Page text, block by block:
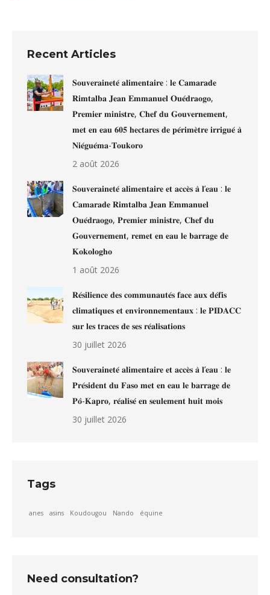
Recent Articles
𝐒𝐨𝐮𝐯𝐞𝐫𝐚𝐢𝐧𝐞𝐭𝐞́ 𝐚𝐥𝐢𝐦𝐞𝐧𝐭𝐚𝐢𝐫𝐞 : 𝐥𝐞 𝐂𝐚𝐦𝐚𝐫𝐚𝐝𝐞
𝐑𝐢𝐦𝐭𝐚𝐥𝐛𝐚 𝐉𝐞𝐚𝐧 𝐄𝐦𝐦𝐚𝐧𝐮𝐞𝐥 𝐎𝐮𝐞́𝐝𝐫𝐚𝐨𝐠𝐨,
𝐏𝐫𝐞𝐦𝐢𝐞𝐫 𝐦𝐢𝐧𝐢𝐬𝐭𝐫𝐞, 𝐂𝐡𝐞𝐟 𝐝𝐮 𝐆𝐨𝐮𝐯𝐞𝐫𝐧𝐞𝐦𝐞𝐧𝐭,
𝐦𝐞𝐭 𝐞𝐧 𝐞𝐚𝐮 𝟔𝟎𝟓 𝐡𝐞𝐜𝐭𝐚𝐫𝐞𝐬 𝐝𝐞 𝐩𝐞́𝐫𝐢𝐦𝐞̀𝐭𝐫𝐞 𝐢𝐫𝐫𝐢𝐠𝐮𝐞́ 𝐚̀
𝐍𝐢𝐞́𝐠𝐮𝐞́𝐦𝐚-𝐓𝐨𝐮𝐤𝐨𝐫𝐨
2 août 2026
𝐒𝐨𝐮𝐯𝐞𝐫𝐚𝐢𝐧𝐞𝐭𝐞́ 𝐚𝐥𝐢𝐦𝐞𝐧𝐭𝐚𝐢𝐫𝐞 𝐞𝐭 𝐚𝐜𝐜𝐞̀𝐬 𝐚̀ 𝐥’𝐞𝐚𝐮 : 𝐥𝐞
𝐂𝐚𝐦𝐚𝐫𝐚𝐝𝐞 𝐑𝐢𝐦𝐭𝐚𝐥𝐛𝐚 𝐉𝐞𝐚𝐧 𝐄𝐦𝐦𝐚𝐧𝐮𝐞𝐥
𝐎𝐮𝐞́𝐝𝐫𝐚𝐨𝐠𝐨, 𝐏𝐫𝐞𝐦𝐢𝐞𝐫 𝐦𝐢𝐧𝐢𝐬𝐭𝐫𝐞, 𝐂𝐡𝐞𝐟 𝐝𝐮
𝐆𝐨𝐮𝐯𝐞𝐫𝐧𝐞𝐦𝐞𝐧𝐭, 𝐫𝐞𝐦𝐞𝐭 𝐞𝐧 𝐞𝐚𝐮 𝐥𝐞 𝐛𝐚𝐫𝐫𝐚𝐠𝐞 𝐝𝐞
𝐊𝐨𝐤𝐨𝐥𝐨𝐠𝐡𝐨
1 août 2026
𝐑𝐞́𝐬𝐢𝐥𝐢𝐞𝐧𝐜𝐞 𝐝𝐞𝐬 𝐜𝐨𝐦𝐦𝐮𝐧𝐚𝐮𝐭𝐞́𝐬 𝐟𝐚𝐜𝐞 𝐚𝐮𝐱 𝐝𝐞́𝐟𝐢𝐬
𝐜𝐥𝐢𝐦𝐚𝐭𝐢𝐪𝐮𝐞𝐬 𝐞𝐭 𝐞𝐧𝐯𝐢𝐫𝐨𝐧𝐧𝐞𝐦𝐞𝐧𝐭𝐚𝐮𝐱 : 𝐥𝐞 𝐏𝐈𝐃𝐀𝐂𝐂
𝐬𝐮𝐫 𝐥𝐞𝐬 𝐭𝐫𝐚𝐜𝐞𝐬 𝐝𝐞 𝐬𝐞𝐬 𝐫𝐞́𝐚𝐥𝐢𝐬𝐚𝐭𝐢𝐨𝐧𝐬
30 juillet 2026
𝐒𝐨𝐮𝐯𝐞𝐫𝐚𝐢𝐧𝐞𝐭𝐞́ 𝐚𝐥𝐢𝐦𝐞𝐧𝐭𝐚𝐢𝐫𝐞 𝐞𝐭 𝐚𝐜𝐜𝐞̀𝐬 𝐚̀ 𝐥’𝐞𝐚𝐮 : 𝐥𝐞
𝐏𝐫𝐞́𝐬𝐢𝐝𝐞𝐧𝐭 𝐝𝐮 𝐅𝐚𝐬𝐨 𝐦𝐞𝐭 𝐞𝐧 𝐞𝐚𝐮 𝐥𝐞 𝐛𝐚𝐫𝐫𝐚𝐠𝐞 𝐝𝐞
𝐏𝐨̂-𝐊𝐚𝐩𝐫𝐨, 𝐫𝐞́𝐚𝐥𝐢𝐬𝐞́ 𝐞𝐧 𝐬𝐞𝐮𝐥𝐞𝐦𝐞𝐧𝐭 𝐡𝐮𝐢𝐭 𝐦𝐨𝐢𝐬
30 juillet 2026
Tags
anes asins Koudougou Nando équine
Need consultation?